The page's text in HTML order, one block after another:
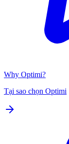
Why Optimi?
Tại sao chọn Optimi